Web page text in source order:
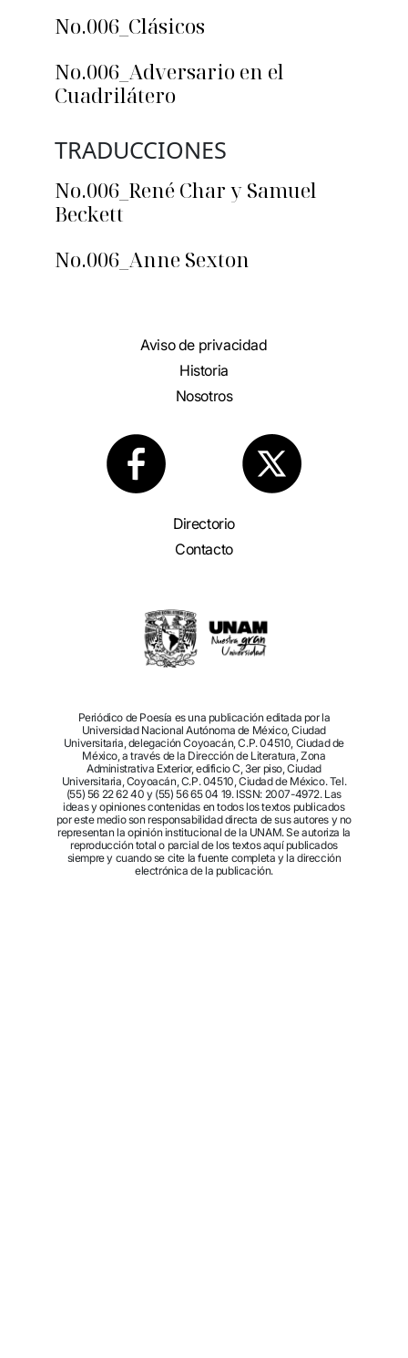
No.006_Clásicos
No.006_Adversario en el
Cuadrilátero
TRADUCCIONES
No.006_René Char y Samuel
Beckett
No.006_Anne Sexton
Aviso de privacidad
Historia
Nosotros
Directorio
Contacto
Periódico de Poesía es una publicación editada por la
Universidad Nacional Autónoma de México, Ciudad
Universitaria, delegación Coyoacán, C.P. 04510, Ciudad de
México, a través de la Dirección de Literatura, Zona
Administrativa Exterior, edificio C, 3er piso, Ciudad
Universitaria, Coyoacán, C.P. 04510, Ciudad de México. Tel.
(55) 56 22 62 40 y (55) 56 65 04 19. ISSN: 2007-4972. Las
ideas y opiniones contenidas en todos los textos publicados
por este medio son responsabilidad directa de sus autores y no
representan la opinión institucional de la UNAM. Se autoriza la
reproducción total o parcial de los textos aquí publicados
siempre y cuando se cite la fuente completa y la dirección
electrónica de la publicación.